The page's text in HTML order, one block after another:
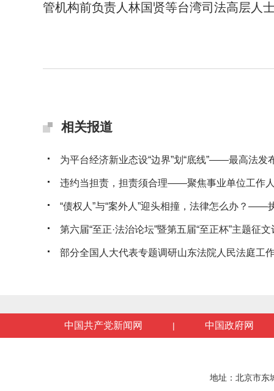
管机构前负责人林国贤等台湾司法高层人
相关报道
为平台经济新业态设“边界”划“底线”——最高法发
违约当担责，担责须合理——聚焦事业单位工作
“债权人”与“案外人”迎头相撞，法律怎么办？——
第六届“至正·法治论坛”暨第五届“至正杯”主题征文
部分全国人大代表专题调研山东法院人民法庭工
中国共产党新闻网 | 中国政府网
地址：北京市东